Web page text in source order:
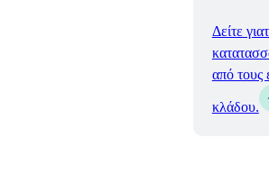
Δείτε
από τους
κλάδου.